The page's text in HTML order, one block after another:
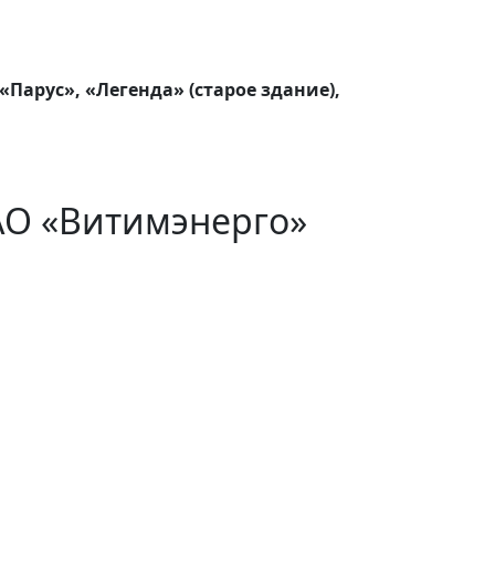
«Легенда» (старое здание),
«Витимэнерго»